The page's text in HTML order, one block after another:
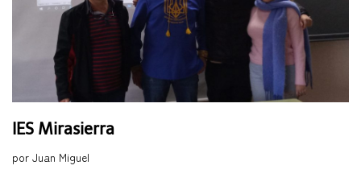
IES Mirasierra
por Juan Miguel